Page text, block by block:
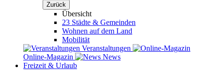
Zurück
Übersicht
23 Städte & Gemeinden
Wohnen auf dem Land
Mobilität
Veranstaltungen
Online-Magazin
News
Freizeit & Urlaub